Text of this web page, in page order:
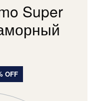
Super
OFF